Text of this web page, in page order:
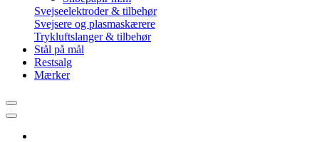
Svejseelektroder & tilbehør
Svejsere og plasmaskærere
Trykluftslanger & tilbehør
Stål på mål
Restsalg
Mærker